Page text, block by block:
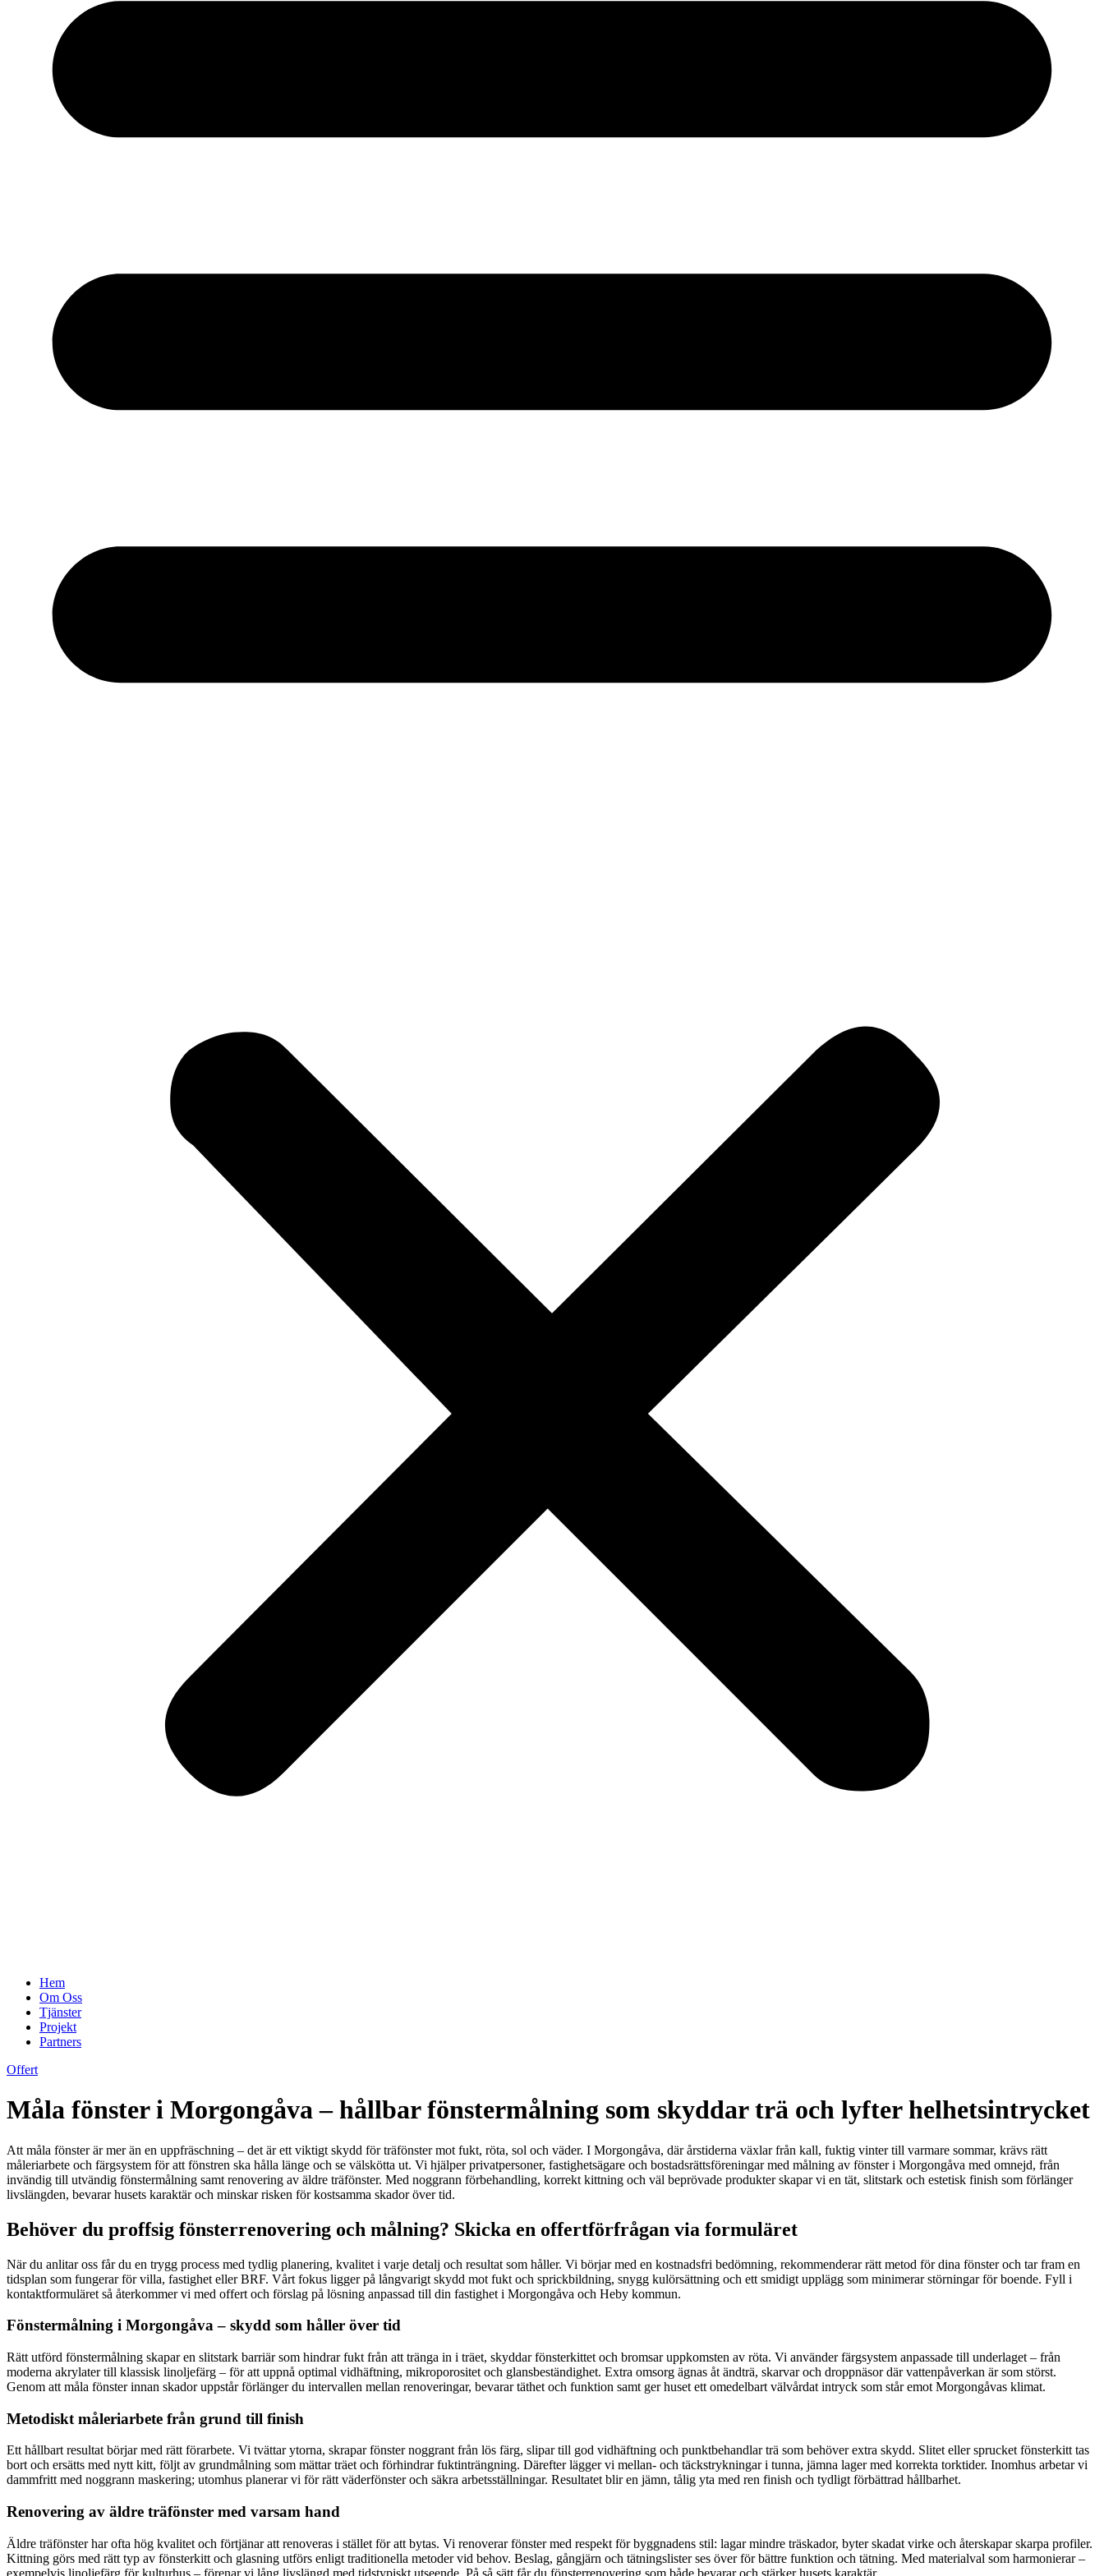
Hem
Om Oss
Tjänster
Projekt
Partners
Offert
Måla fönster i Morgongåva – hållbar fönstermålning som skyddar trä och lyfter helhetsintrycket
Att måla fönster är mer än en uppfräschning – det är ett viktigt skydd för träfönster mot fukt, röta, sol och väder. I Morgongåva, där årstiderna växlar från kall, fuktig vinter till varmare sommar, krävs rätt
måleriarbete och färgsystem för att fönstren ska hålla länge och se välskötta ut. Vi hjälper privatpersoner, fastighetsägare och bostadsrättsföreningar med målning av fönster i Morgongåva med omnejd, från
invändig till utvändig fönstermålning samt renovering av äldre träfönster. Med noggrann förbehandling, korrekt kittning och väl beprövade produkter skapar vi en tät, slitstark och estetisk finish som förlänger
livslängden, bevarar husets karaktär och minskar risken för kostsamma skador över tid.
Behöver du proffsig fönsterrenovering och målning? Skicka en offertförfrågan via formuläret
När du anlitar oss får du en trygg process med tydlig planering, kvalitet i varje detalj och resultat som håller. Vi börjar med en kostnadsfri bedömning, rekommenderar rätt metod för dina fönster och tar fram en
tidsplan som fungerar för villa, fastighet eller BRF. Vårt fokus ligger på långvarigt skydd mot fukt och sprickbildning, snygg kulörsättning och ett smidigt upplägg som minimerar störningar för boende. Fyll i
kontaktformuläret så återkommer vi med offert och förslag på lösning anpassad till din fastighet i Morgongåva och Heby kommun.
Fönstermålning i Morgongåva – skydd som håller över tid
Rätt utförd fönstermålning skapar en slitstark barriär som hindrar fukt från att tränga in i träet, skyddar fönsterkittet och bromsar uppkomsten av röta. Vi använder färgsystem anpassade till underlaget – från
moderna akrylater till klassisk linoljefärg – för att uppnå optimal vidhäftning, mikroporositet och glansbeständighet. Extra omsorg ägnas åt ändträ, skarvar och droppnäsor där vattenpåverkan är som störst.
Genom att måla fönster innan skador uppstår förlänger du intervallen mellan renoveringar, bevarar täthet och funktion samt ger huset ett omedelbart välvårdat intryck som står emot Morgongåvas klimat.
Metodiskt måleriarbete från grund till finish
Ett hållbart resultat börjar med rätt förarbete. Vi tvättar ytorna, skrapar fönster noggrant från lös färg, slipar till god vidhäftning och punktbehandlar trä som behöver extra skydd. Slitet eller sprucket fönsterkitt tas
bort och ersätts med nytt kitt, följt av grundmålning som mättar träet och förhindrar fuktinträngning. Därefter lägger vi mellan- och täckstrykningar i tunna, jämna lager med korrekta torktider. Inomhus arbetar vi
dammfritt med noggrann maskering; utomhus planerar vi för rätt väderfönster och säkra arbetsställningar. Resultatet blir en jämn, tålig yta med ren finish och tydligt förbättrad hållbarhet.
Renovering av äldre träfönster med varsam hand
Äldre träfönster har ofta hög kvalitet och förtjänar att renoveras i stället för att bytas. Vi renoverar fönster med respekt för byggnadens stil: lagar mindre träskador, byter skadat virke och återskapar skarpa profiler.
Kittning görs med rätt typ av fönsterkitt och glasning utförs enligt traditionella metoder vid behov. Beslag, gångjärn och tätningslister ses över för bättre funktion och tätning. Med materialval som harmonierar –
exempelvis linoljefärg för kulturhus – förenar vi lång livslängd med tidstypiskt utseende. På så sätt får du fönsterrenovering som både bevarar och stärker husets karaktär.